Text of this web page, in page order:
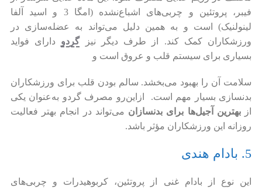
فیبر، پروتئین و چربی‌های اشباع‌نشده (امگا 3 و اسید آلفا
لینولنیک) است و به همین دلیل می‌تواند به عضله‌سازی در
ورزشکاران کمک کند. از طرف دیگر نیزگردو دارای فواید
بسیاری برای سیستم قلب و عروق است و
سلامت آن را بهبود می‌بخشد. سالم بودن قلب برای ورزشکاران
بدنسازی بسیار مهم است. ازاین‌رو مصرف گردو به‌عنوان یکی
ازبهترین آجیل‌ها برای بدنسازان می‌تواند در انجام بهتر فعالیت
روزانه این ورزشکاران مؤثر باشد.
5. بادام هندی
این نوع از بادام غنی از پروتئین، کربوهیدرات و چربی‌های